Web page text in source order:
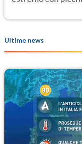
Ultime news